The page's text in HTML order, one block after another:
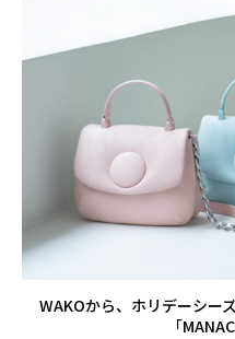
WAKOから、ホリデーシー
「